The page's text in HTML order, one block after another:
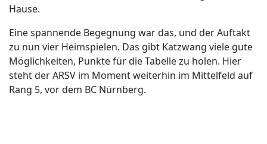
Hause.
Eine spannende Begegnung war das, und der Auftakt
zu nun vier Heimspielen. Das gibt Katzwang viele gute
Möglichkeiten, Punkte für die Tabelle zu holen. Hier
steht der ARSV im Moment weiterhin im Mittelfeld auf
Rang 5, vor dem BC Nürnberg.